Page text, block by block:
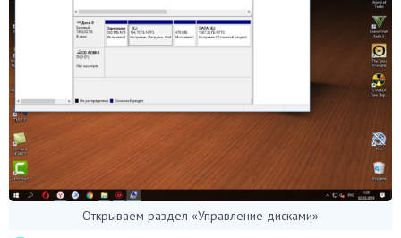
Открываем раздел «Управление дисками»